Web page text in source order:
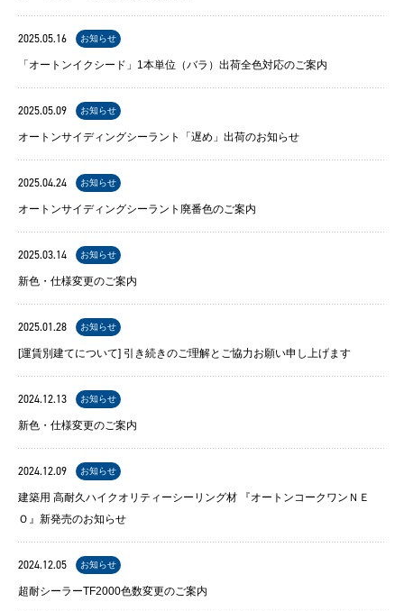
2025.05.16 お知らせ
「オートンイクシード」1本単位（バラ）出荷全色対応のご案内
2025.05.09 お知らせ
オートンサイディングシーラント「遅め」出荷のお知らせ
2025.04.24 お知らせ
オートンサイディングシーラント廃番色のご案内
2025.03.14 お知らせ
新色・仕様変更のご案内
2025.01.28 お知らせ
[運賃別建てについて] 引き続きのご理解とご協力お願い申し上げます
2024.12.13 お知らせ
新色・仕様変更のご案内
2024.12.09 お知らせ
建築用 高耐久ハイクオリティーシーリング材 『オートンコークワンＮＥ
Ｏ』新発売のお知らせ
2024.12.05 お知らせ
超耐シーラーTF2000色数変更のご案内